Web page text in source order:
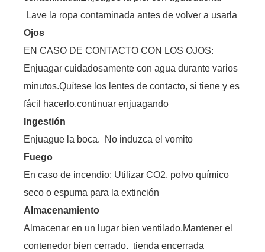
Lave la ropa contaminada antes de volver a usarla
Ojos
EN CASO DE CONTACTO CON LOS OJOS:
Enjuagar cuidadosamente con agua durante varios
minutos.Quítese los lentes de contacto, si tiene y es
fácil hacerlo.continuar enjuagando
Ingestión
Enjuague la boca. No induzca el vomito
Fuego
En caso de incendio: Utilizar CO2, polvo químico
seco o espuma para la extinción
Almacenamiento
Almacenar en un lugar bien ventilado.Mantener el
contenedor bien cerrado. tienda encerrada